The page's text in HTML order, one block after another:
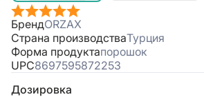
БрендORZAX
Страна производстваТурция
Форма продуктапорошок
UPC8697595872253
Дозировка